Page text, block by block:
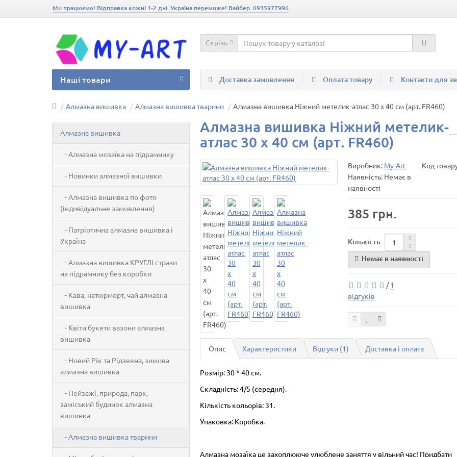
Ми працюємо! Відправка кожні 1-2 дні. Україна переможе! Вайбер: 0935977996
Скрізь
Доставка замовлення Оплата товару Контакти для
Наші товари
Алмазна вишивка Алмазна вишивка тварини Алмазна вишивка Ніжний метелик-атлас 30 х 40 см (арт. FR460)
Алмазна вишивка
- Алмазна мозаїка на підрамнику
- Новинки алмазної вишивки
- Алмазна вишивка по фото
(індивідуальне замовлення)
- Патріотична алмазна вишивка і
Україна
- Алмазна вишивка КРУГЛІ стрази
на підрамнику без коробки
- Кава, натюрморт, чай алмазна
вишивка
- Квіти букети вазони алмазна
вишивка
- Новий Рік та Рідзвяна, зимова
алмазна вишивка
- Пейзажі, природа, парк,
заміський будинок алмазна
вишивка
- Алмазна вишивка тварини
Алмазна вишивка Ніжний метелик-
атлас 30 х 40 см (арт. FR460)
Виробник: My-Art Код
Наявність: Немає в
наявності
385 грн.
Кількість
Немає в наявності
/1
відгуків
Опис Характеристики Відгуки (1) Доставка і оплата
Розмір: 30 * 40 см.
Складність: 4/5 (середня).
Кількість кольорів: 31.
Упаковка: Коробка.
Алмазна мозаїка це захоплююче улюблене заняття у вільний час! Придбати